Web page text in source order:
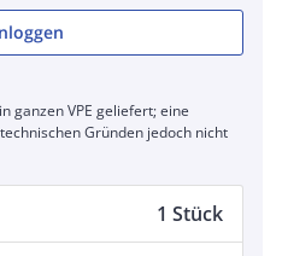
ganzen VPE geliefert; eine
Gründen jedoch nicht
1 Stück